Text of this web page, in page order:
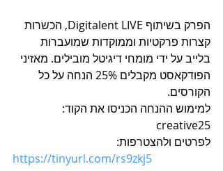
הפרק בשיתוף Digitalent LIVE, הכשרות
קצרות פרקטיות וממוקדות שמועברות
בלייב על ידי מומחי דיגיטל מובילים. מאזיני
הפודקאסט מקבלים 25% הנחה על כל
הקורסים.
למימוש ההנחה הכניסו את הקוד:
creative25
לפרטים ולהצטרפות:
https://tinyurl.com/rs9zkj5